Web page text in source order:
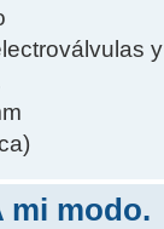
mi modo.